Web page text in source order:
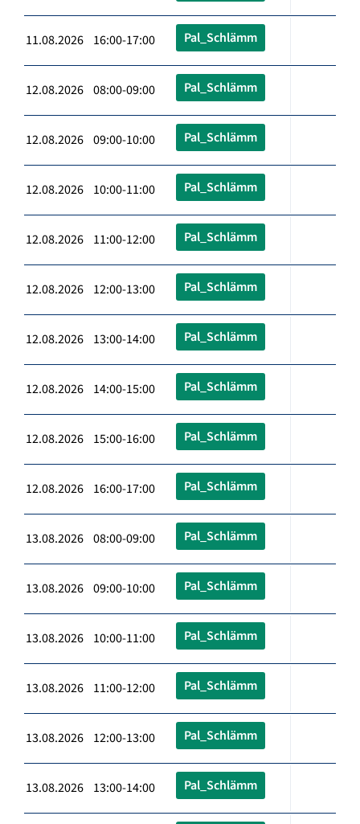
11.08.2026 16:00-17:00 Pal_Schlämm
12.08.2026 08:00-09:00 Pal_Schlämm
12.08.2026 09:00-10:00 Pal_Schlämm
12.08.2026 10:00-11:00 Pal_Schlämm
12.08.2026 11:00-12:00 Pal_Schlämm
12.08.2026 12:00-13:00 Pal_Schlämm
12.08.2026 13:00-14:00 Pal_Schlämm
12.08.2026 14:00-15:00 Pal_Schlämm
12.08.2026 15:00-16:00 Pal_Schlämm
12.08.2026 16:00-17:00 Pal_Schlämm
13.08.2026 08:00-09:00 Pal_Schlämm
13.08.2026 09:00-10:00 Pal_Schlämm
13.08.2026 10:00-11:00 Pal_Schlämm
13.08.2026 11:00-12:00 Pal_Schlämm
13.08.2026 12:00-13:00 Pal_Schlämm
13.08.2026 13:00-14:00 Pal_Schlämm